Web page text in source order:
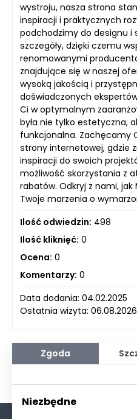
wystroju, nasza strona
inspiracji i praktycznych
podchodzimy do designu i
szczegóły, dzięki czemu
renomowanymi
znajdujące się w naszej
wysoką jakością i
doświadczonych
Ci w optymalnym
była nie tylko estetyczna,
funkcjonalna. Zachęcamy
strony internetowej, gdzie
inspiracji do swoich
możliwość skorzystania z
rabatów. Odkryj z nami, jak
Twoje marzenia o
Ilość odwiedzin: 498
Ilość kliknięć: 0
Ocena: 0
Komentarzy: 0
Data dodania: 04.02.2025
Ostatnia wizyta: 06.08.2026
Zgoda
Niezbędne